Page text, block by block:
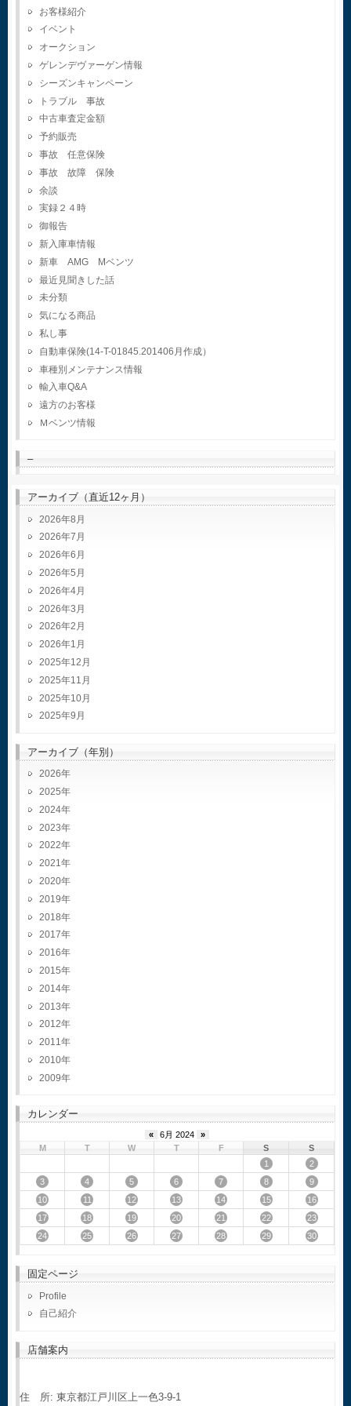
お客様紹介
イベント
オークション
ゲレンデヴァーゲン情報
シーズンキャンペーン
トラブル 事故
中古車査定金額
予約販売
事故 任意保険
事故 故障 保険
余談
実録２４時
御報告
新入庫車情報
新車 AMG Mベンツ
最近見聞きした話
未分類
気になる商品
私し事
自動車保険(14-T-01845.201406月作成）
車種別メンテナンス情報
輸入車Q&A
遠方のお客様
Ｍベンツ情報
–
アーカイブ（直近12ヶ月）
2026年8月
2026年7月
2026年6月
2026年5月
2026年4月
2026年3月
2026年2月
2026年1月
2025年12月
2025年11月
2025年10月
2025年9月
アーカイブ（年別）
2026
2025
2024
2023
2022
2021
2020
2019
2018
2017
2016
2015
2014
2013
2012
2011
2010
2009
カレンダー
« 6月 2024
»
M
T W T F S
S
1
2
3
4 5 6 7 8
9
10
11 12 13 14 15
16
17
18 19 20 21 22
23
24
25 26 27 28 29 30
固定ページ
Profile
自己紹介
店舗案内
住 所: 東京都江戸川区上一色3-9-1